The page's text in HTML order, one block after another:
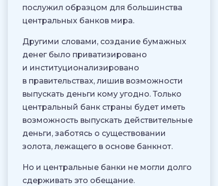
послужил образцом для большинства
центральных банков мира.
Другими словами, создание бумажных
денег было приватизировано
и институционализировано
в правительствах, лишив возможности
выпускать деньги кому угодно. Только
центральный банк страны будет иметь
возможность выпускать действительные
деньги, заботясь о существовании
золота, лежащего в основе банкнот.
Но и центральные банки не могли долго
сдерживать это обещание.